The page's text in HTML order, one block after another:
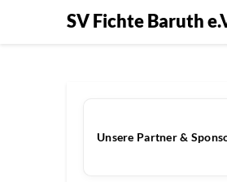
SV Fichte Baruth
Unsere Partner &